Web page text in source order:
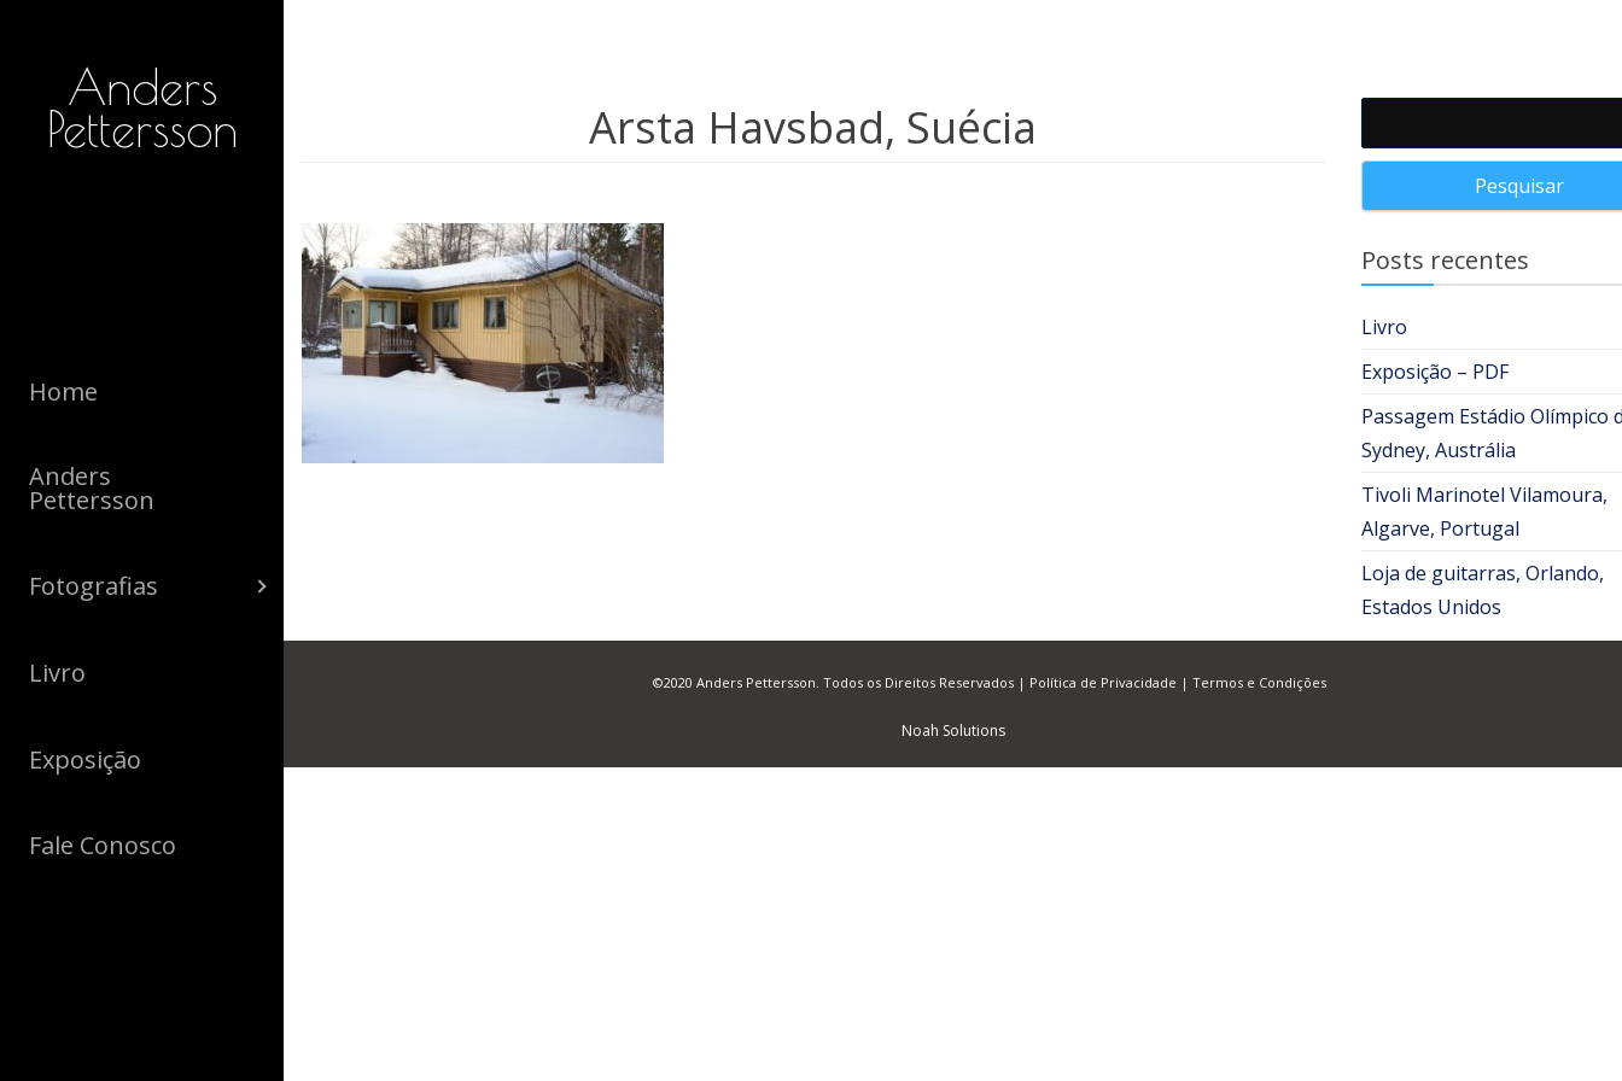
Anders
Pettersson
Home
Anders
Pettersson
Fotografias
Livro
Exposição
Fale Conosco
Arsta Havsbad, Suécia
Posts recentes
Livro
Exposição – PDF
Passagem Estádio Olímpico
Sydney, Austrália
Tivoli Marinotel Vilamoura,
Algarve, Portugal
Loja de guitarras, Orlando,
Estados Unidos
©2020 Anders Pettersson. Todos os Direitos Reservados | Política de Privacidade | Termos e Condições
Noah Solutions